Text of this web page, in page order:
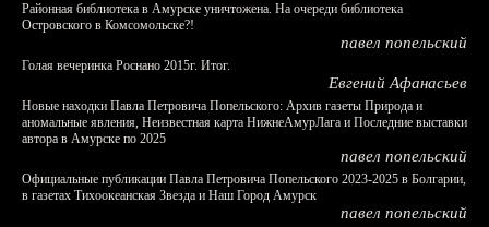
Районная библиотека в Амурске уничтожена. На очереди библиотека
Островского в Комсомольске?!
павел попельский
Голая вечеринка Роснано 2015г. Итог.
Евгений Афанасьев
Новые находки Павла Петровича Попельского: Архив газеты Природа и
аномальные явления, Неизвестная карта НижнеАмурЛага и Последние выставки
автора в Амурске по 2025
павел попельский
Официальные публикации Павла Петровича Попельского 2023-2025 в Болгарии,
в газетах Тихоокеанская Звезда и Наш Город Амурск
павел попельский